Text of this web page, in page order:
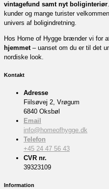
vintagefund samt nyt boliginteriør
kunder og mange turister
univers af boligindretning.
Hos Home of Hygge brænder vi for
hjemmet – uanset om du er til det
nordiske look.
Kontakt
Adresse
Fiilsøvej 2, Vrøgum
6840 Oksbøl
Email
info@homeofhygge.dk
Telefon
+45 24 47 56 43
CVR nr.
39323109
Information